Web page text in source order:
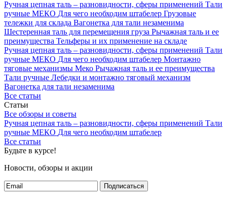
Ручная цепная таль – разновидности, сферы применений Тали
ручные МЕКО Для чего необходим штабелер Грузовые
тележки для склада Вагонетка для тали незаменима
Шестеренная таль для перемещения груза Рычажная таль и ее
преимущества Тельферы и их применение на складе
Ручная цепная таль – разновидности, сферы применений Тали
ручные МЕКО Для чего необходим штабелер Монтажно
тяговые механизмы Меко Рычажная таль и ее преимущества
Тали ручные Лебедки и монтажно тяговый механизм
Вагонетка для тали незаменима
Все статьи
Статьи
Все обзоры и советы
Ручная цепная таль – разновидности, сферы применений Тали
ручные МЕКО Для чего необходим штабелер
Все статьи
Будьте в курсе!
Новости, обзоры и акции
Подписаться